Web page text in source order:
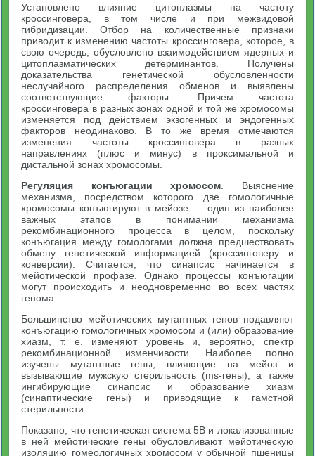
Установлено влияние цитоплазмы на частоту
кроссинговера, в том числе и при межвидовой
гибридизации. Отбор на количественные признаки
приводит к изменению частоты кроссинговера, которое, в
свою очередь, обусловлено взаимодействием ядерных и
цитоплазматических детерминантов. Получены
доказательства генетической обусловленности
неслучайного распределения обменов и выявлены
соответствующие факторы. Причем частота
кроссинговера в разных зонах одной и той же хромосомы
изменяется под действием экзогенных и эндогенных
факторов неодинаково. В то же время отмечаются
изменения частоты кроссинговера в разных
направлениях (плюс и минус) в проксимальной и
дистальной зонах хромосомы.
Регуляция конъюгации хромосом . Выяснение
механизма, посредством которого две гомологичные
хромосомы конъюгируют в мейозе — один из наиболее
важных этапов в понимании механизма
рекомбинационного процесса в целом, поскольку
конъюгация между гомологами должна предшествовать
обмену генетической информацией (кроссинговеру и
конверсии). Считается, что синапсис начинается в
мейотической профазе. Однако процессы конъюгации
могут происходить и неодновременно во всех частях
генома.
Большинство мейотических мутантных генов подавляют
конъюгацию гомологичных хромосом и (или) образование
хиазм, т. е. изменяют уровень и, вероятно, спектр
рекомбинационной изменчивости. Наиболее полно
изучены мутантные гены, влияющие на мейоз и
вызывающие мужскую стерильность (ms-гены), а также
ингибирующие синапсис и образование хиазм
(синаптические гены) и приводящие к гамстной
стерильности.
Показано, что генетическая система 5В и локализованные
в ней мейотические гены обусловливают мейотическую
изоляцию гомеологичных хромосом у обычной пшеницы